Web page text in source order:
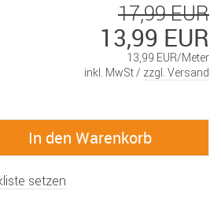
17,99 EUR
13,99 EUR
13,99 EUR/Meter
inkl. MwSt / zzgl. Versand
setzen